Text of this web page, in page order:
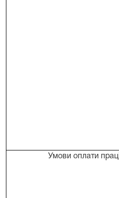
Умови оплати праці